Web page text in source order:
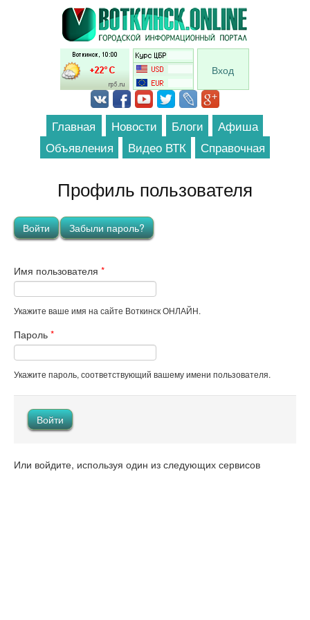
Перейти к основному содержанию
Вход
Главная Новости Блоги
Афиша
Объявления
Видео ВТК Справочная
Профиль пользователя
Главные вкладки
Войти(активная вкладка)
Забыли пароль?
Имя пользователя *
Укажите ваше имя на сайте Воткинск ОНЛАЙН.
Пароль *
Укажите пароль, соответствующий вашему имени пользователя.
Или войдите, используя один из следующих сервисов